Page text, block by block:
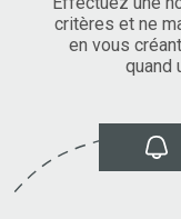
critères et ne
en vous
quand